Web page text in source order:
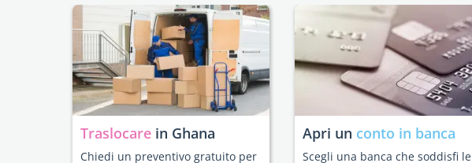
Traslocare in Ghana
Chiedi un preventivo gratuito per
Apri un conto in banca
Scegli una banca che soddisfi le